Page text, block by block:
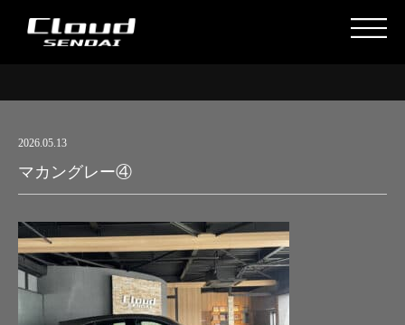
2026.05.13
マカングレー④